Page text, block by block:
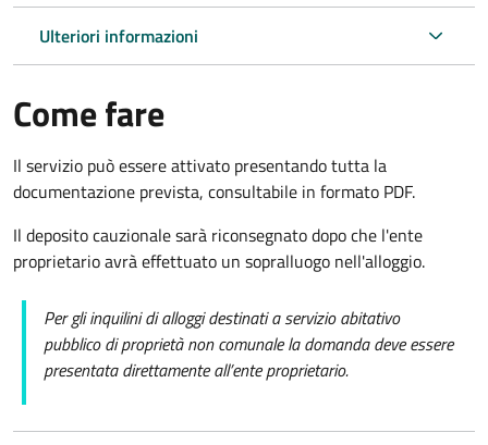
Ulteriori informazioni
Come fare
Il servizio può essere attivato presentando tutta la
documentazione prevista, consultabile in formato PDF.
Il deposito cauzionale sarà riconsegnato dopo che l'ente
proprietario avrà effettuato un sopralluogo nell'alloggio.
Per gli inquilini di alloggi destinati a servizio abitativo
pubblico di proprietà non comunale la domanda deve essere
presentata direttamente all’ente proprietario.